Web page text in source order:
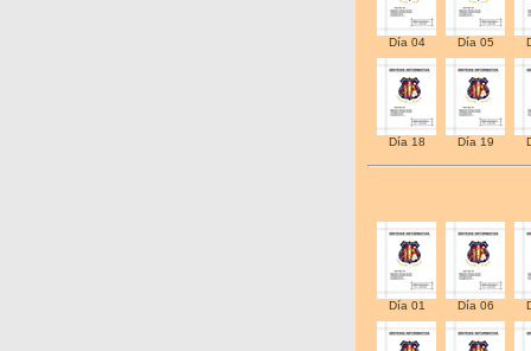
Día 04 Día 05
Día 18 Día 19
Día 01 Día 06